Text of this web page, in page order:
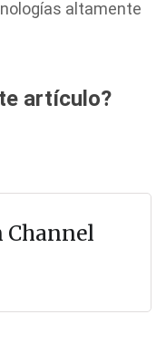
altamente
artículo?
Channel